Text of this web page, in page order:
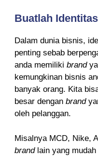
Buatlah Identitas
Dalam dunia bisnis,
penting sebab
anda memiliki brand
kemungkinan bisnis
banyak orang. Kita
besar dengan brand
oleh pelanggan.
Misalnya MCD, Nike,
brand lain yang